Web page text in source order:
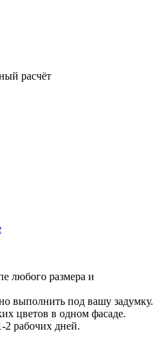
расчёт
любого размера и
выполнить под вашу задумку.
цветов в одном фасаде.
2 рабочих дней.